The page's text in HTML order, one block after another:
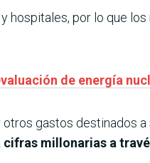
hospitales, por lo que
de energía
gastos destinados
cifras millonarias a